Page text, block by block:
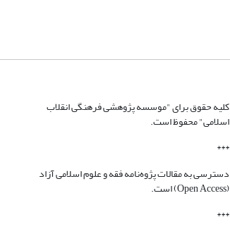
کلیه حقوق برای "موسسه پژوهشی فرهنگی انقلاب
اسلامی" محفوظ است.
***
دسترسی به مقالات پژوه‌نامه فقه و علوم اسلامی آزاد
(Open Access) است.
***